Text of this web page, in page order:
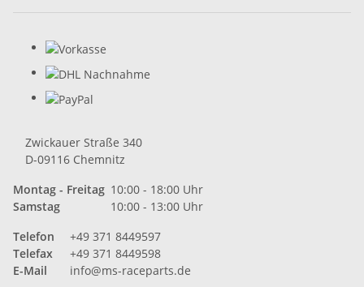
Zwickauer Straße 340
D-09116 Chemnitz
Montag - Freitag 10:00 - 18:00 Uhr
Samstag
10:00 - 13:00 Uhr
Telefon
+49 371 8449597
Telefax
+49 371 8449598
E-Mail
info@ms-raceparts.de